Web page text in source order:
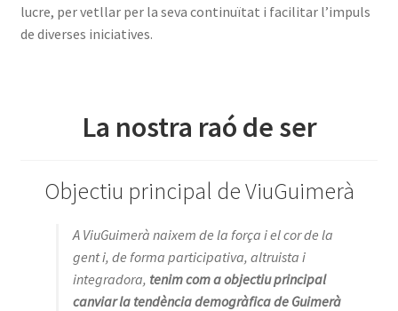
lucre, per vetllar per la seva continuïtat i facilitar l’impuls
de diverses iniciatives.
La nostra raó de ser
Objectiu principal de ViuGuimerà
A ViuGuimerà naixem de la força i el cor de la
gent i, de forma participativa, altruista i
integradora, tenim com a objectiu principal
canviar la tendència demogràfica de Guimerà